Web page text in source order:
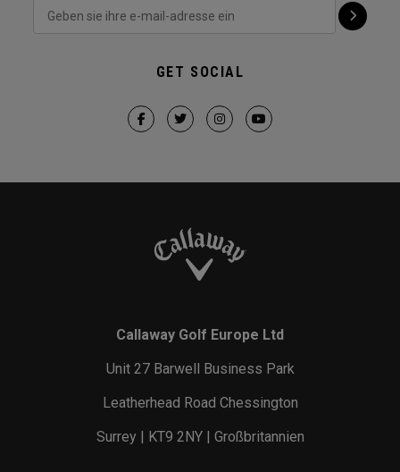
GET SOCIAL
Callaway Golf Europe Ltd
Unit 27 Barwell Business Park
Leatherhead Road Chessington
Surrey | KT9 2NY | Großbritannien